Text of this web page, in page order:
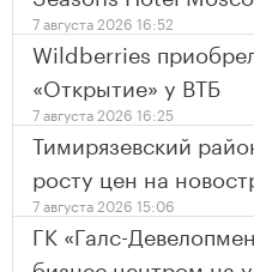
7 августа 2026 16:52
Wildberries
«Открытие» у ВТБ
7 августа 2026 16:25
Тимирязевский
росту цен на
7 августа 2026 15:06
ГК «Галс-